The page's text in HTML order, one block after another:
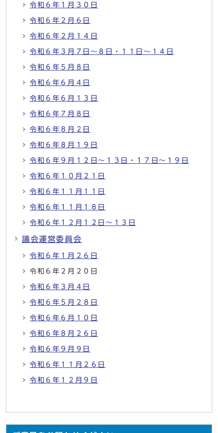
令和６年１月３０日
令和６年２月６日
令和６年２月１４日
令和６年３月７日～８日・１１日～１４日
令和６年５月８日
令和６年６月４日
令和６年６月１３日
令和６年７月８日
令和６年８月２日
令和６年８月１９日
令和６年９月１２日～１３日・１７日～１９日
令和６年１０月２１日
令和６年１１月１１日
令和６年１１月１８日
令和６年１２月１２日～１３日
議会運営委員会
令和６年１月２６日
令和６年２月２０日
令和６年３月４日
令和６年５月２８日
令和６年６月１０日
令和６年８月２６日
令和６年９月９日
令和６年１１月２６日
令和６年１２月９日